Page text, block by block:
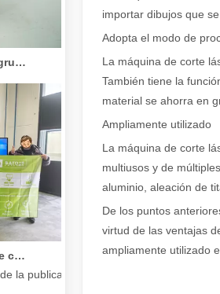
de la publicación del blog, adaptada a
importar dibujos que
Adopta el modo de
La máquina de corte
También tiene la
material se ahorra en
Ampliamente utilizado
La máquina de corte
multiusos y de
aluminio, aleación de
De los puntos
virtud de las ventajas
ampliamente utilizado